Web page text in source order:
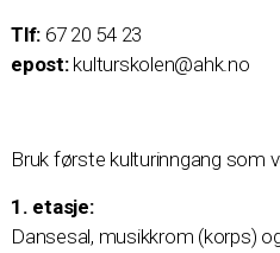
Tlf: 67 20 54 23
epost: kulturskolen@ahk.no
Bruk første kulturinngang som
1. etasje:
Dansesal, musikkrom (korps)